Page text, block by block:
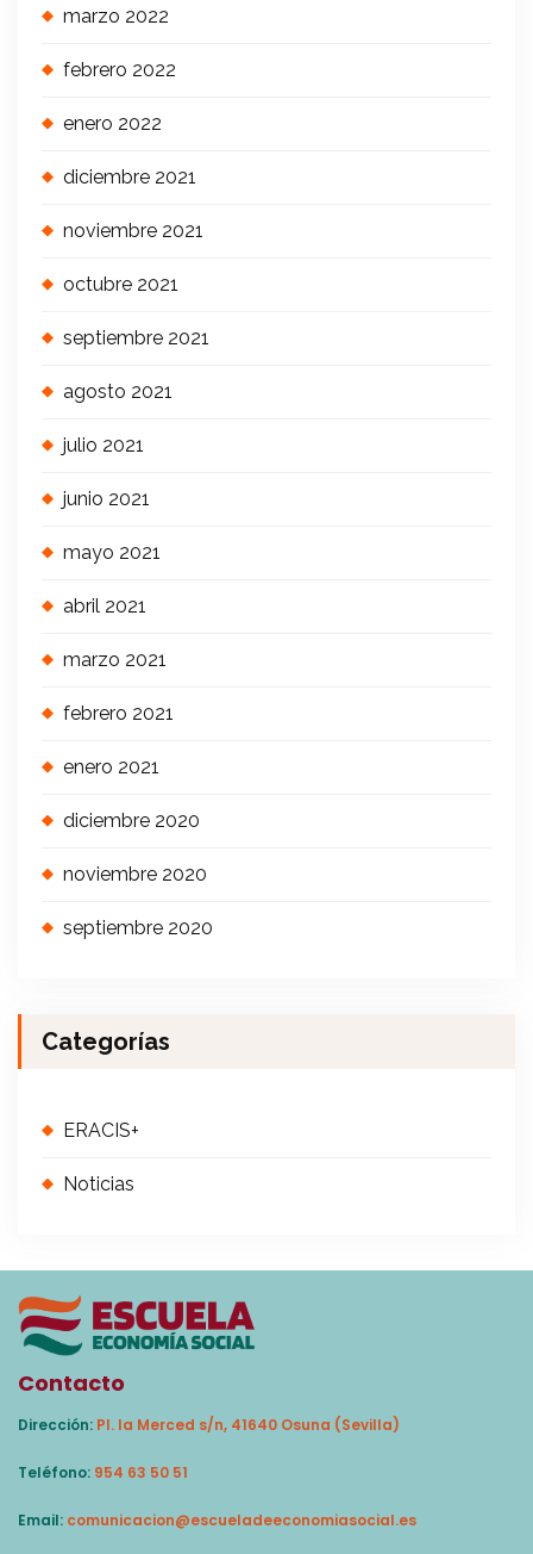
marzo 2022
febrero 2022
enero 2022
diciembre 2021
noviembre 2021
octubre 2021
septiembre 2021
agosto 2021
julio 2021
junio 2021
mayo 2021
abril 2021
marzo 2021
febrero 2021
enero 2021
diciembre 2020
noviembre 2020
septiembre 2020
Categorías
ERACIS+
Noticias
Contacto
Dirección: Pl. la Merced s/n, 41640 Osuna (Sevilla)
Teléfono: 954 63 50 51
Email: comunicacion@escueladeeconomiasocial.es